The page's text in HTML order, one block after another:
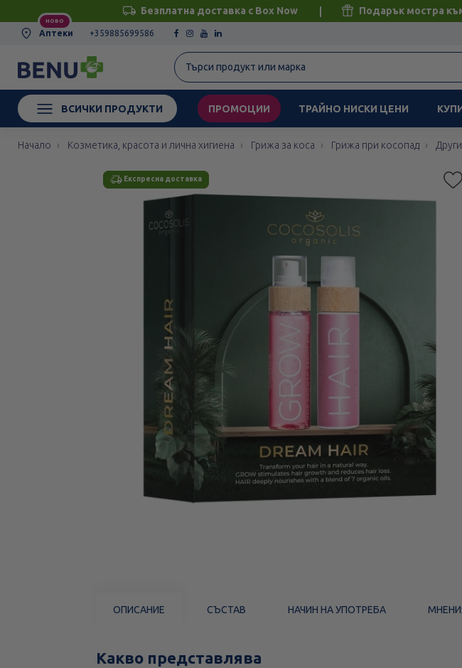
Безплатна доставка с Box Now Подарък мостра
НОВО
Аптеки +359885699586
ВСИЧКИ ПРОДУКТИ ПРОМОЦИИ ТРАЙНО НИСКИ ЦЕНИ
Начало Козметика, красота и лична хигиена Грижа за коса Грижа при косопад
Експресна доставка
ЕтикетиЕкспресна доставка
ОПИСАНИЕ СЪСТАВ НАЧИН НА УПОТРЕБА
Какво представлява